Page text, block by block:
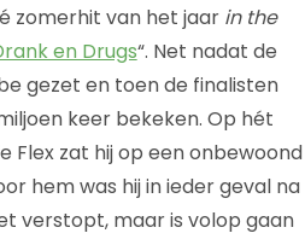
zomerhit van het jaar in the
en Drugs“. Net nadat de
gezet en toen de finalisten
keer bekeken. Op hét
Flex zat hij op een onbewoond
hem was hij in ieder geval na
verstopt, maar is volop gaan